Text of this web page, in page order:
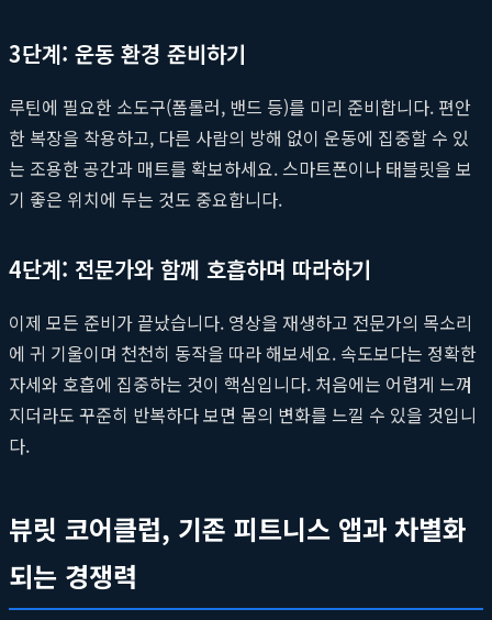
3단계: 운동 환경 준비하기
루틴에 필요한 소도구(폼롤러, 밴드 등)를 미리 준비합니다. 편안
한 복장을 착용하고, 다른 사람의 방해 없이 운동에 집중할 수 있
는 조용한 공간과 매트를 확보하세요. 스마트폰이나 태블릿을 보
기 좋은 위치에 두는 것도 중요합니다.
4단계: 전문가와 함께 호흡하며 따라하기
이제 모든 준비가 끝났습니다. 영상을 재생하고 전문가의 목소리
에 귀 기울이며 천천히 동작을 따라 해보세요. 속도보다는 정확한
자세와 호흡에 집중하는 것이 핵심입니다. 처음에는 어렵게 느껴
지더라도 꾸준히 반복하다 보면 몸의 변화를 느낄 수 있을 것입니
다.
뷰릿 코어클럽, 기존 피트니스 앱과 차별화
되는 경쟁력